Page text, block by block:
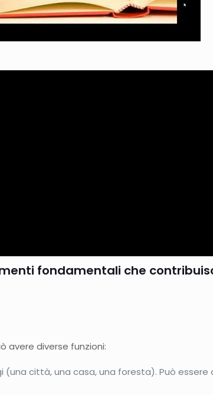
fondamentali che
avere diverse funzioni:
(una città, una casa, una foresta). Può